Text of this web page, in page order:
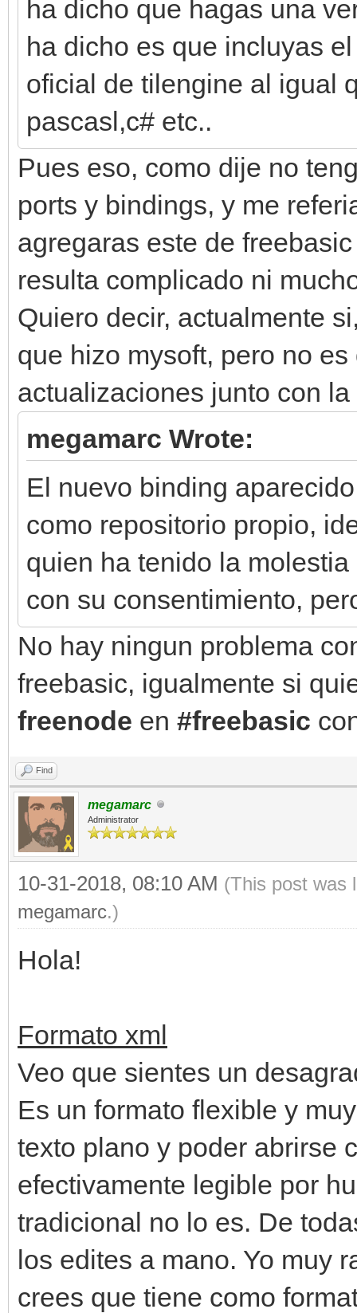
ha dicho que hagas una
ha dicho es que incluyas
oficial de tilengine al igual
pascasl,c# etc..
Pues eso, como dije no
ports y bindings, y me
agregaras este de
resulta complicado ni
Quiero decir, actualmente
que hizo mysoft, pero no
actualizaciones junto con
megamarc Wrote:
El nuevo binding
como repositorio propio,
quien ha tenido la
con su consentimiento,
No hay ningun problema
freebasic, igualmente si
freenode en #freebasic
Find
megamarc
Administrator
10-31-2018, 08:10 AM (This post was
megamarc.)
Hola!
Formato xml
Veo que sientes un
Es un formato flexible y
texto plano y poder abrirse
efectivamente legible por
tradicional no lo es. De
los edites a mano. Yo muy
crees que tiene como